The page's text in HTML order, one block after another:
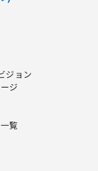
ジョン
ジ
覧